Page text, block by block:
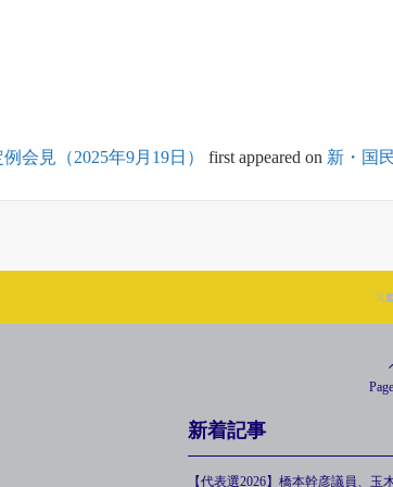
会見（2025年9月19日） first appeared on 新・国
新着記事
【代表選2026】橋本幹彦議員、